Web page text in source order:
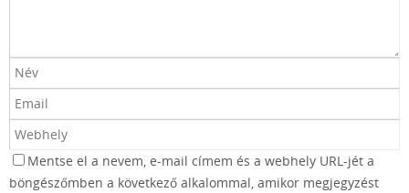
Mentse el a nevem, e-mail címem és a webhely URL-jét a
böngészőmben a következő alkalommal, amikor megjegyzést